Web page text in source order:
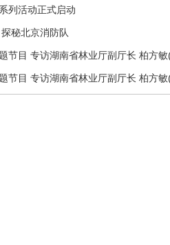
列活动正式启动
秘北京消防队
节目 专访湖南省林业厅副厅长 柏方
节目 专访湖南省林业厅副厅长 柏方